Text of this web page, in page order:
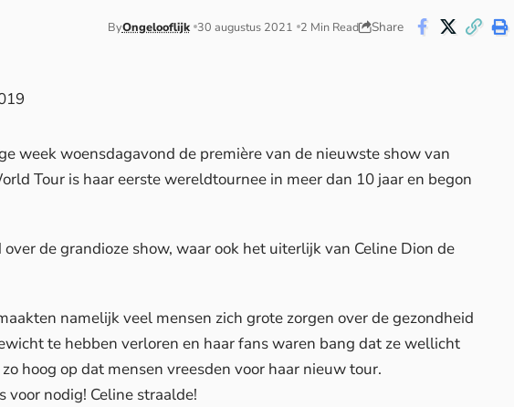
ByOngelooflijk 30 augustus 2021 2 Min Read Share
week woensdagavond de première van de nieuwste show van
Tour is haar eerste wereldtournee in meer dan 10 jaar en begon
de grandioze show, waar ook het uiterlijk van Celine Dion de
namelijk veel mensen zich grote zorgen over de gezondheid
te hebben verloren en haar fans waren bang dat ze wellicht
hoog op dat mensen vreesden voor haar nieuw tour.
nodig! Celine straalde!